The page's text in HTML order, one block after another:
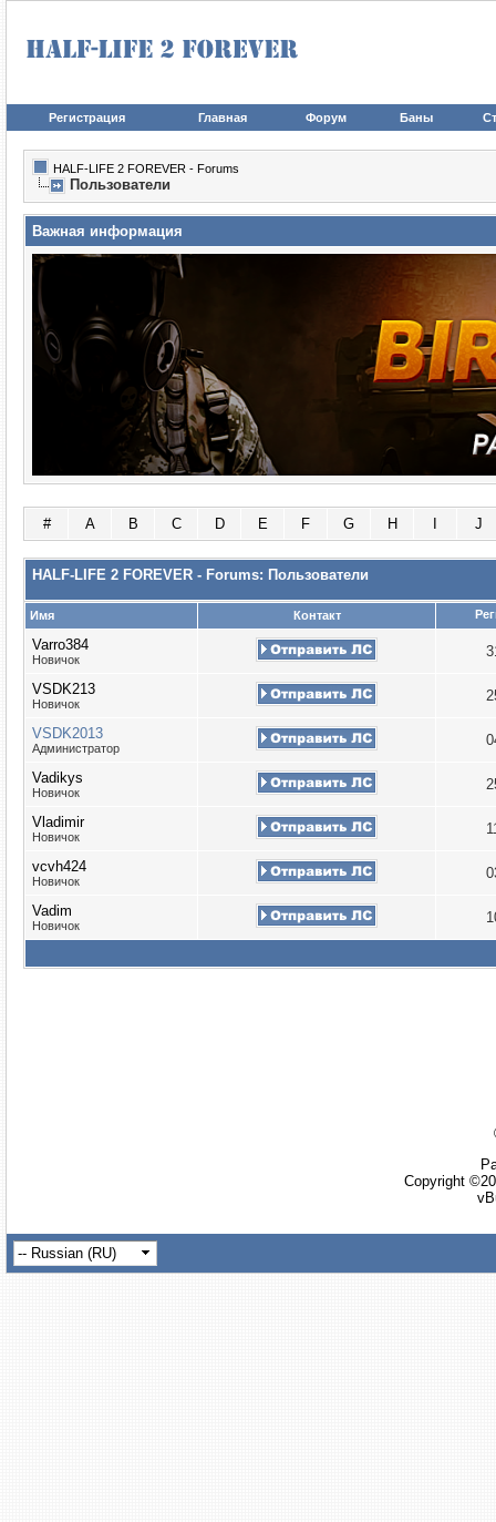
Регистрация Главная Форум Баны
HALF-LIFE 2 FOREVER - Forums
Пользователи
Важная информация
# A B C D E F G H J
HALF-LIFE 2 FOREVER - Forums: Пользователи
Имя Контакт
Varro384
Новичок
VSDK213
Новичок
VSDK2013
Администратор
Vadikys
Новичок
Vladimir
Новичок
vcvh424
Новичок
Vadim
Новичок
Copyright